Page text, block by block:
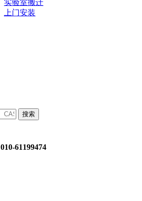
实验室搬迁
上门安装
搜索
010-61199474